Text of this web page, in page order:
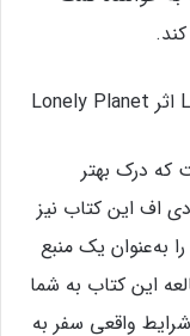
که درک بهتر
اف این کتاب نیز
به‌عنوان یک منبع
این کتاب به شما
واقعی سفر به‌